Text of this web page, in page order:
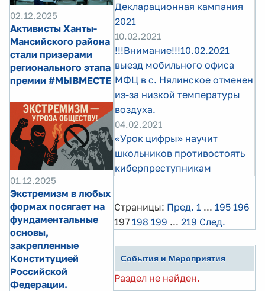
02.12.2025
Активисты Ханты-
Мансийского района
стали призерами
регионального этапа
премии #МЫВМЕСТЕ
01.12.2025
Экстремизм в любых
формах посягает на
фундаментальные
основы,
закрепленные
Конституцией
Российской
Федерации.
Декларационная кампания
2021
10.02.2021
!!!Внимание!!!10.02.2021
выезд мобильного офиса
МФЦ в с. Нялинское отменен
из-за низкой температуры
воздуха.
04.02.2021
«Урок цифры» научит
школьников противостоять
киберпреступникам
Страницы: Пред. 1 ... 195 196
197 198 199 ... 219 След.
События и Мероприятия
Раздел не найден.